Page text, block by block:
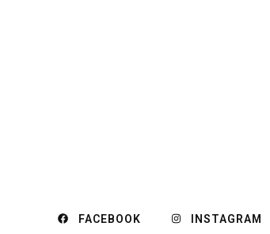
FACEBOOK INSTAGRAM